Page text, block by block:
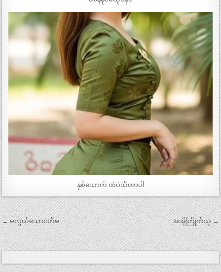
နှစ်ယောက် ထဲပဲသိတာပါ
Post
navigation
← မလွယ်သောငတိမ အအိုကြိုက်သူ →